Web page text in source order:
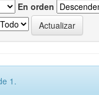
En orden
1.